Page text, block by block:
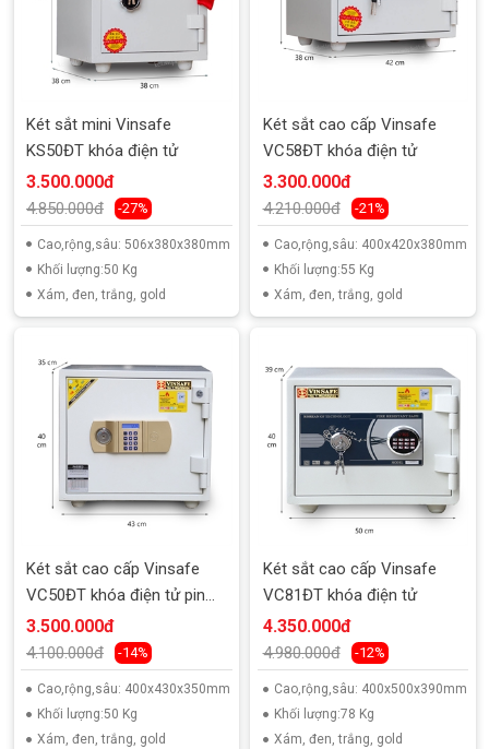
Két sắt mini Vinsafe
KS50ĐT khóa điện tử
3.500.000đ
4.850.000đ -27%
Cao,rộng,sâu: 506x380x380mm
Khối lượng:50 Kg
Xám, đen, trắng, gold
Két sắt cao cấp Vinsafe
VC58ĐT khóa điện tử
3.300.000đ
4.210.000đ -21%
Cao,rộng,sâu: 400x420x380mm
Khối lượng:55 Kg
Xám, đen, trắng, gold
Két sắt cao cấp Vinsafe
VC50ĐT khóa điện tử pin
ngoài
3.500.000đ
4.100.000đ -14%
Cao,rộng,sâu: 400x430x350mm
Khối lượng:50 Kg
Xám, đen, trắng, gold
Két sắt cao cấp Vinsafe
VC81ĐT khóa điện tử
4.350.000đ
4.980.000đ -12%
Cao,rộng,sâu: 400x500x390mm
Khối lượng:78 Kg
Xám, đen, trắng, gold